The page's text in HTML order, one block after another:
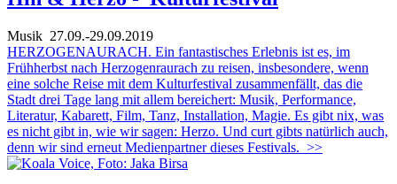
Musik 27.09.-29.09.2019
HERZOGENAURACH. Ein fantastisches Erlebnis ist es, im
Frühherbst nach Herzogenraurach zu reisen, insbesondere, wenn
eine solche Reise mit dem Kulturfestival zusammenfällt, das die
Stadt drei Tage lang mit allem bereichert: Musik, Performance,
Literatur, Kabarett, Film, Tanz, Installation, Magie. Es gibt nix, was
es nicht gibt in, wie wir sagen: Herzo. Und curt gibts natürlich auch,
denn wir sind erneut Medienpartner dieses Festivals. >>